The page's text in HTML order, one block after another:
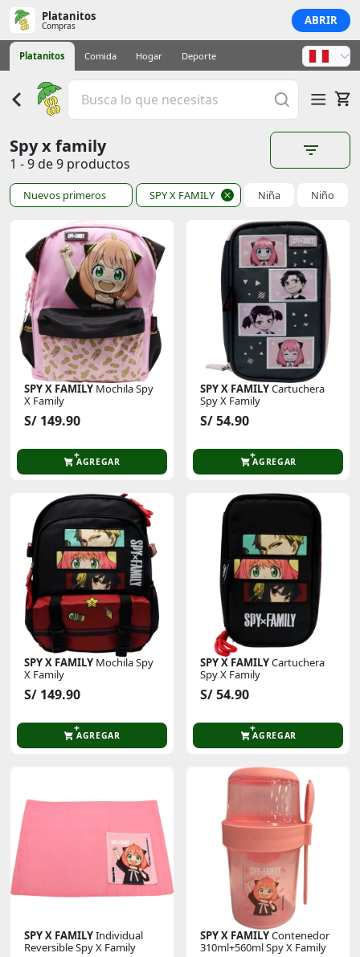
Platanitos
Compras ABRIR
Platanitos Comida Hogar Deporte
Spy x family
1 - 9 de 9 productos
Nuevos primeros SPY X FAMILY Niña Niño
SPY X FAMILY Mochila Spy
X Family
S/ 149.90
AGREGAR
SPY X FAMILYCartuchera
Spy X Family
S/ 54.90
AGREGAR
SPY X FAMILY Mochila Spy
X Family
S/ 149.90
AGREGAR
SPY X FAMILYCartuchera
Spy X Family
S/ 54.90
AGREGAR
SPY X FAMILYIndividual
Reversible Spy X Family
SPY X FAMILYContenedor
310ml+560ml Spy X Family